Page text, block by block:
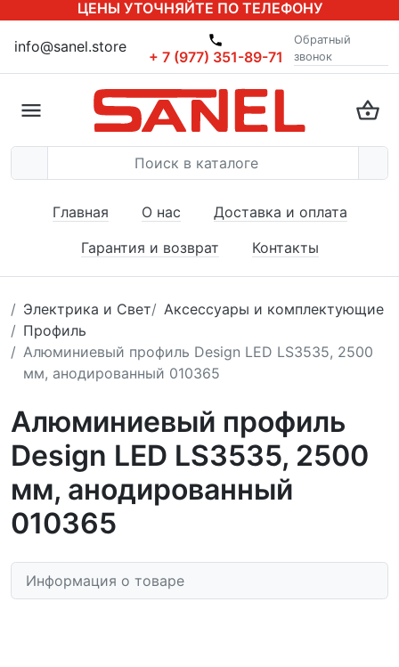
ЦЕНЫ УТОЧНЯЙТЕ ПО ТЕЛЕФОНУ
info@sanel.store
+ 7 (977) 351-89-71
Обратный
звонок
Главная О нас
Доставка и оплата
Гарантия и возврат
Контакты
Электрика и Свет
Аксессуары и комплектующие
Профиль
Алюминиевый профиль Design LED LS3535, 2500
мм, анодированный 010365
Алюминиевый профиль
Design LED LS3535, 2500
мм, анодированный
010365
Информация о товаре